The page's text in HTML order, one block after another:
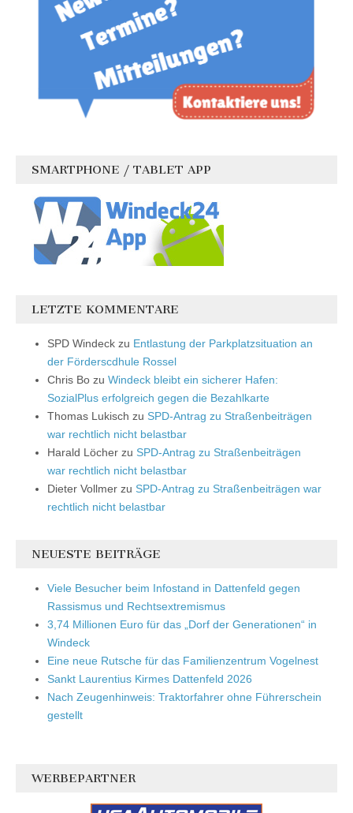
SMARTPHONE / TABLET APP
LETZTE KOMMENTARE
SPD Windeck zu Entlastung der Parkplatzsituation an
der Förderscdhule Rossel
Chris Bo zu Windeck bleibt ein sicherer Hafen:
SozialPlus erfolgreich gegen die Bezahlkarte
Thomas Lukisch zu SPD-Antrag zu Straßenbeiträgen
war rechtlich nicht belastbar
Harald Löcher zu SPD-Antrag zu Straßenbeiträgen
war rechtlich nicht belastbar
Dieter Vollmer zu SPD-Antrag zu Straßenbeiträgen war
rechtlich nicht belastbar
NEUESTE BEITRÄGE
Viele Besucher beim Infostand in Dattenfeld gegen
Rassismus und Rechtsextremismus
3,74 Millionen Euro für das „Dorf der Generationen“ in
Windeck
Eine neue Rutsche für das Familienzentrum Vogelnest
Sankt Laurentius Kirmes Dattenfeld 2026
Nach Zeugenhinweis: Traktorfahrer ohne Führerschein
gestellt
WERBEPARTNER